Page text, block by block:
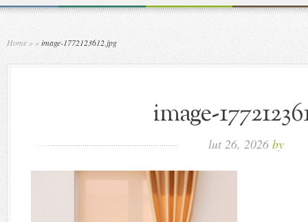
Home » »image-1772123612.jpg
image-
lut 26, 2026 by